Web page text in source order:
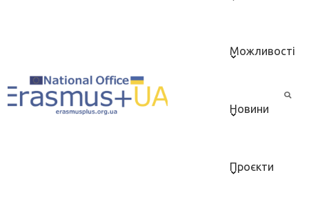
Можливості
Новини
Проєкти